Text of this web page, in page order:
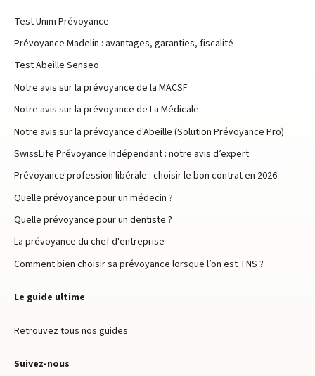
Test Unim Prévoyance
Prévoyance Madelin : avantages, garanties, fiscalité
Test Abeille Senseo
Notre avis sur la prévoyance de la MACSF
Notre avis sur la prévoyance de La Médicale
Notre avis sur la prévoyance d'Abeille (Solution Prévoyance Pro)
SwissLife Prévoyance Indépendant : notre avis d’expert
Prévoyance profession libérale : choisir le bon contrat en 2026
Quelle prévoyance pour un médecin ?
Quelle prévoyance pour un dentiste ?
La prévoyance du chef d'entreprise
Comment bien choisir sa prévoyance lorsque l’on est TNS ?
Le guide ultime
Retrouvez tous nos guides
Suivez-nous